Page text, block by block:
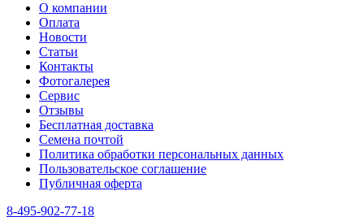
Тмин
Трава для чая
Туласи
Укроп
Фенхель пряный
Хризантема овощная
Цикорий пряный
Цикорий салатный (Витлуф)
Черемша
Шпинат
Щавель
Эндивий
Эстрагон
О компании
Оплата
Новости
Статьи
Контакты
Фотогалерея​
Сервис
Отзывы
Бесплатная доставка
Семена почтой
Политика обработки персональных данных
Пользовательское соглашение
Публичная оферта
8-495-902-77-18